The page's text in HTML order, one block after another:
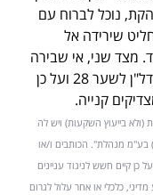
נוכל לברוח עם
שירידה אל
הפסד. מצד שני, אי שבירה
כזו, עשויה להחזיר את מחירה של דלק נדל"ן לשער 28 ועל כן
קנייה.
(ולא בייעוץ השקעות) ויש לה
זיקה לקרנות נאמנות ש"מיטב ניהול קרנות נאמנות (1998) בע"מ מנהלת". הכותבים ו/או
כן קיים חשש לניגוד עניינים
כלכלי או אחר עלול לגרום